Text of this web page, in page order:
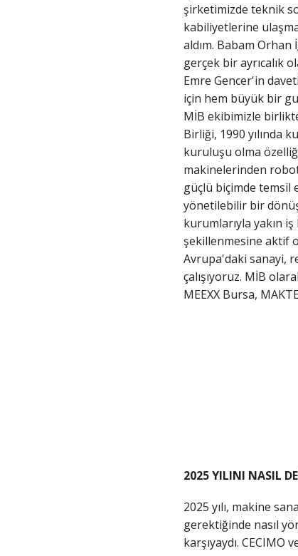
şirketimizde teknik
kabiliyetlerine
aldım. Babam
gerçek bir ayrıcalık
Emre Gencer'in
için hem büyük bir
MİB ekibimizle
Birliği, 1990 yılında
kuruluşu olma
makinelerinden
güçlü biçimde temsil
yönetilebilir bir
kurumlarıyla yakın
şekillenmesine aktif
Avrupa'daki sanayi,
çalışıyoruz. MİB
MEEXX Bursa,
2025 YILINI NASIL
2025 yılı, makine
gerektiğinde nasıl
karşıyaydı.